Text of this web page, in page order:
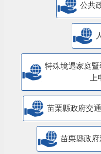
公共
特殊境遇家庭
苗栗縣政府交
苗栗縣政